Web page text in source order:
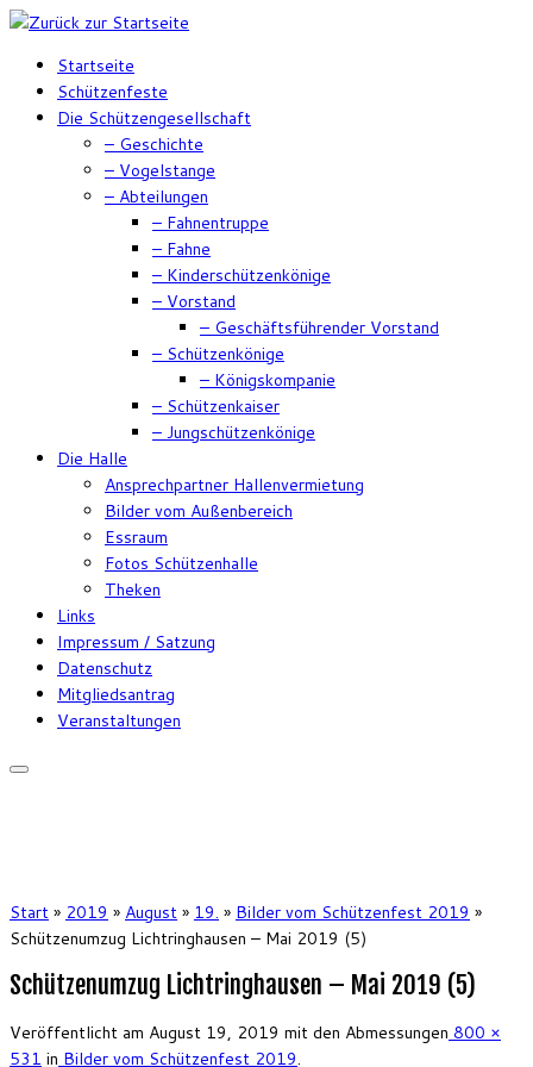
Zum
springenStartseite
Schützenfeste
Die Schützengesellschaft
– Geschichte
– Vogelstange
– Abteilungen
– Fahnentruppe
– Fahne
– Kinderschützenkönige
– Vorstand
– Geschäftsführender Vorstand
– Schützenkönige
– Königskompanie
– Schützenkaiser
– Jungschützenkönige
Die Halle
Ansprechpartner Hallenvermietung
Bilder vom Außenbereich
Essraum
Fotos Schützenhalle
Theken
Links
Impressum / Satzung
Datenschutz
Mitgliedsantrag
Veranstaltungen
Start » 2019 » August » 19. » Bilder vom Schützenfest 2019 »
Schützenumzug Lichtringhausen – Mai 2019 (5)
Schützenumzug Lichtringhausen – Mai 2019 (5)
Veröffentlicht am August 19, 2019 mit den Abmessungen 800 ×
531 in Bilder vom Schützenfest 2019.